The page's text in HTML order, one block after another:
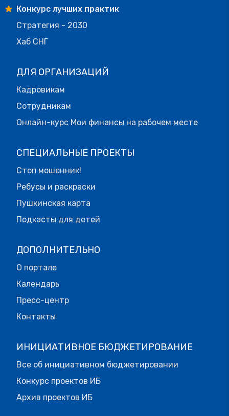
Конкурс лучших практик
Стратегия - 2030
Хаб СНГ
ДЛЯ ОРГАНИЗАЦИЙ
Кадровикам
Сотрудникам
Онлайн-курс Мои финансы на рабочем месте
СПЕЦИАЛЬНЫЕ ПРОЕКТЫ
Стоп мошенник!
Ребусы и раскраски
Пушкинская карта
Подкасты для детей
ДОПОЛНИТЕЛЬНО
О портале
Календарь
Пресс-центр
Контакты
ИНИЦИАТИВНОЕ БЮДЖЕТИРОВАНИЕ
Все об инициативном бюджетировании
Конкурс проектов ИБ
Архив проектов ИБ